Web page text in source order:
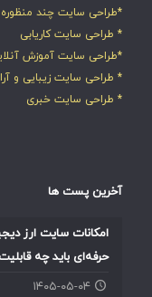
*طراحی سایت چند منظوره
* طراحی سایت کاریابی
*طراحی سایت آموزش
* طراحی سایت زیبایی و
* طراحی سایت خبری
آخرین پست ها
امکانات سایت ارز
حرفه‌ای باید چه
۱۴۰۵-۰۵-۰۴